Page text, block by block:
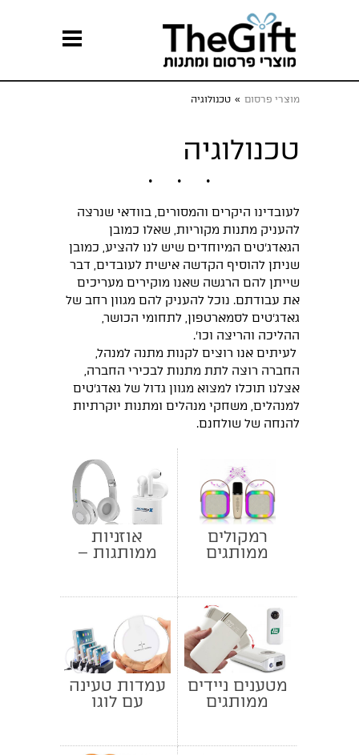
מוצרי פרסום » טכנולוגיה
טכנולוגיה
לעובדינו היקרים והמסורים, בוודאי שנרצה
להעניק מתנות מקוריות, שאלו כמובן
הגאדג'טים המיוחדים שיש לנו להציע, כמובן
שניתן להוסיף הקדשה אישית לעובדים, דבר
שייתן להם הרגשה שאנו מוקירים מעריכים
את עבודתם. נוכל להעניק להם מגוון רחב של
גאדג'טים לסמארטפון, לתחומי הכושר,
ההליכה והריצה וכו'.
לעיתים אנו רוצים לקנות מתנה למנהל,
החברה רוצה לתת מתנות לבכירי החברה,
אצלנו תוכלו למצוא מגוון גדול של גאדג'טים
למנהלים, משחקי מנהלים ומתנות יוקרתיות
להנחה של שולחנם.
רמקולים
ממותגים
אוזניות
ממותגות –
לפרסום
מטענים ניידים
ממותגים
עמדות טעינה
עם לוגו